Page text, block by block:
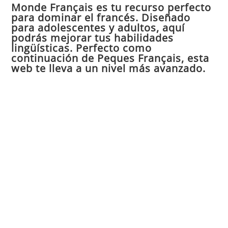
Monde Français es tu recurso perfecto
para dominar el francés. Diseñado
para adolescentes y adultos, aquí
podrás mejorar tus habilidades
lingüísticas. Perfecto como
continuación de Peques Français, esta
web te lleva a un nivel más avanzado.